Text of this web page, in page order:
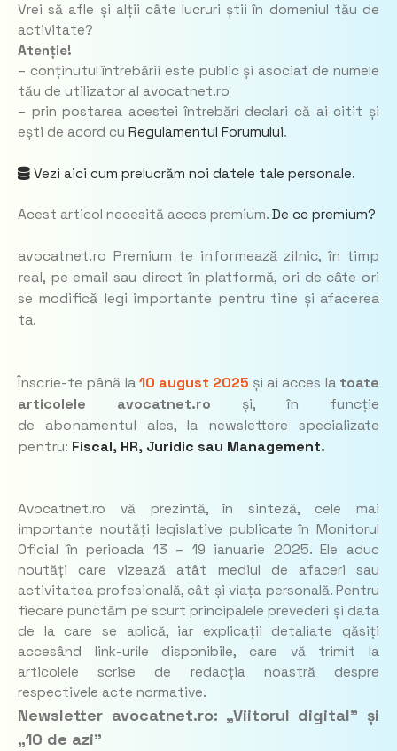
Vrei să afle și alții câte lucruri știi în domeniul tău de
activitate?
Atenție!
– conținutul întrebării este public și asociat de numele
tău de utilizator al avocatnet.ro
– prin postarea acestei întrebări declari că ai citit și
ești de acord cu Regulamentul Forumului.
Vezi aici cum prelucrăm noi datele tale personale.
Acest articol necesită acces premium. De ce premium?
avocatnet.ro Premium te informează zilnic, în timp
real, pe email sau direct în platformă, ori de câte ori
se modifică legi importante pentru tine și afacerea
ta.
Înscrie-te până la10 august 2025 și ai acces la toate
articolele avocatnet.ro și, în funcție
de abonamentul ales, la newslettere specializate
pentru: Fiscal, HR, Juridic sau Management.
Avocatnet.ro vă prezintă, în sinteză, cele mai
importante noutăți legislative publicate în Monitorul
Oficial în perioada 13 – 19 ianuarie 2025. Ele aduc
noutăți care vizează atât mediul de afaceri sau
activitatea profesională, cât și viața personală. Pentru
fiecare punctăm pe scurt principalele prevederi și data
de la care se aplică, iar explicații detaliate găsiți
accesând link-urile disponibile, care vă trimit la
articolele scrise de redacția noastră despre
respectivele acte normative.
Newsletter avocatnet.ro: „Viitorul digital” și
„10 de azi”